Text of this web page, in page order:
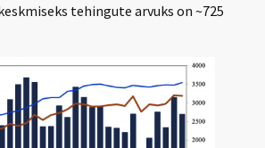
tehingute arvuks on ~725